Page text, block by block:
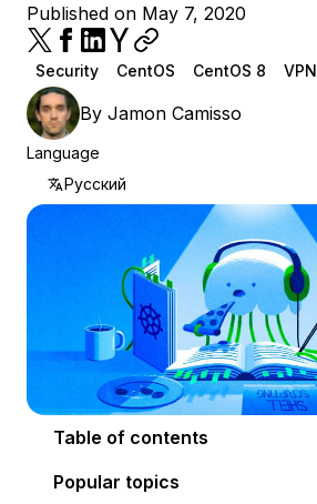
Published on May 7, 2020
Security CentOS CentOS 8 VPN
By Jamon Camisso
Language
Русский
Table of contents
Popular topics